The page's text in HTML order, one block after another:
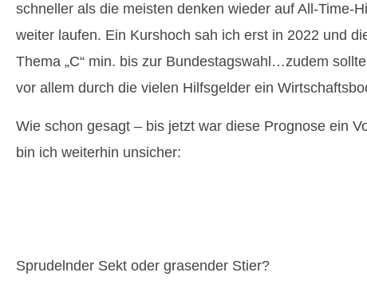
schneller als die meisten denken wieder auf All-Time-
weiter laufen. Ein Kurshoch sah ich erst in 2022 und
Thema „C“ min. bis zur Bundestagswahl…zudem
vor allem durch die vielen Hilfsgelder ein
Wie schon gesagt – bis jetzt war diese Prognose ein
bin ich weiterhin unsicher:
Sprudelnder Sekt oder grasender Stier?